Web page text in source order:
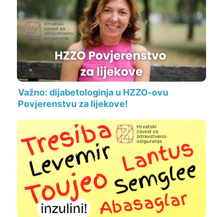
Važno: dijabetologinja u HZZO-ovu
Povjerenstvu za lijekove!